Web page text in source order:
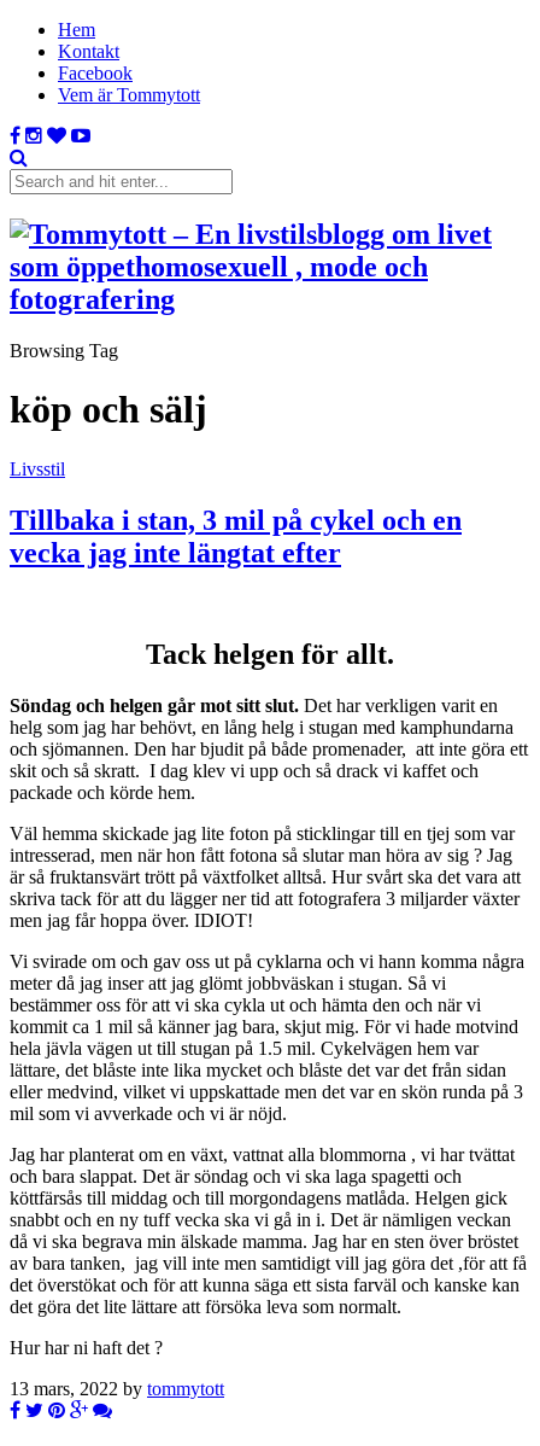
Hem
Kontakt
Facebook
Vem är Tommytott
Browsing Tag
köp och sälj
Livsstil
Tillbaka i stan, 3 mil på cykel och en
vecka jag inte längtat efter
Tack helgen för allt.
Söndag och helgen går mot sitt slut. Det har verkligen varit en
helg som jag har behövt, en lång helg i stugan med kamphundarna
och sjömannen. Den har bjudit på både promenader, att inte göra ett
skit och så skratt. I dag klev vi upp och så drack vi kaffet och
packade och körde hem.
Väl hemma skickade jag lite foton på sticklingar till en tjej som var
intresserad, men när hon fått fotona så slutar man höra av sig ? Jag
är så fruktansvärt trött på växtfolket alltså. Hur svårt ska det vara att
skriva tack för att du lägger ner tid att fotografera 3 miljarder växter
men jag får hoppa över. IDIOT!
Vi svirade om och gav oss ut på cyklarna och vi hann komma några
meter då jag inser att jag glömt jobbväskan i stugan. Så vi
bestämmer oss för att vi ska cykla ut och hämta den och när vi
kommit ca 1 mil så känner jag bara, skjut mig. För vi hade motvind
hela jävla vägen ut till stugan på 1.5 mil. Cykelvägen hem var
lättare, det blåste inte lika mycket och blåste det var det från sidan
eller medvind, vilket vi uppskattade men det var en skön runda på 3
mil som vi avverkade och vi är nöjd.
Jag har planterat om en växt, vattnat alla blommorna , vi har tvättat
och bara slappat. Det är söndag och vi ska laga spagetti och
köttfärsås till middag och till morgondagens matlåda. Helgen gick
snabbt och en ny tuff vecka ska vi gå in i. Det är nämligen veckan
då vi ska begrava min älskade mamma. Jag har en sten över bröstet
av bara tanken, jag vill inte men samtidigt vill jag göra det ,för att få
det överstökat och för att kunna säga ett sista farväl och kanske kan
det göra det lite lättare att försöka leva som normalt.
Hur har ni haft det ?
13 mars, 2022 by tommytott